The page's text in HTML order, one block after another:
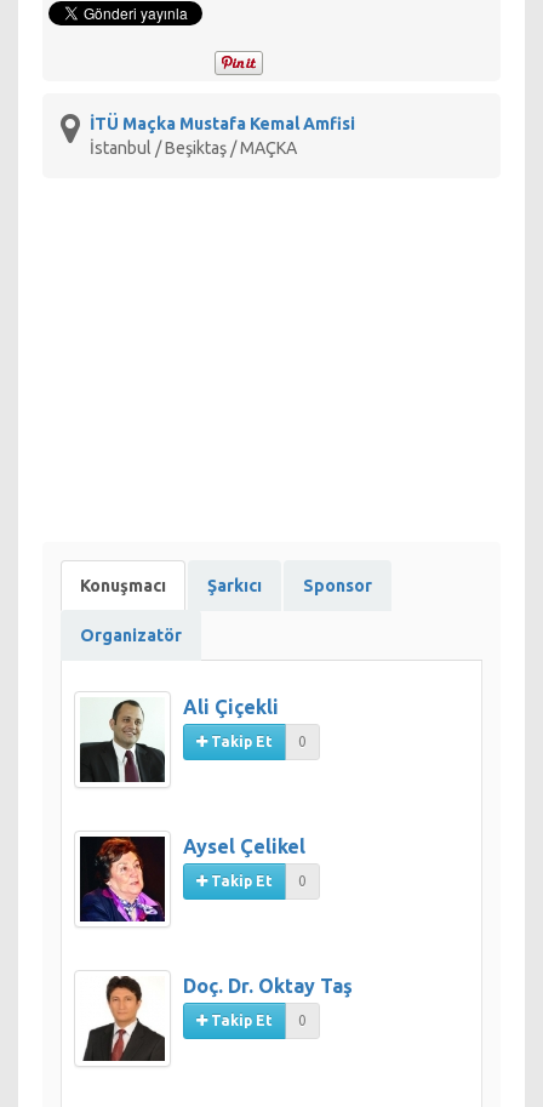
İTÜ Maçka Mustafa Kemal Amfisi
İstanbul / Beşiktaş / MAÇKA
Konuşmacı Şarkıcı Sponsor
Organizatör
Ali Çiçekli
Takip Et 0
Aysel Çelikel
Takip Et 0
Doç. Dr. Oktay Taş
Takip Et 0